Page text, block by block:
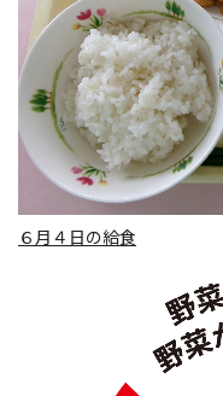
６月４日の給食